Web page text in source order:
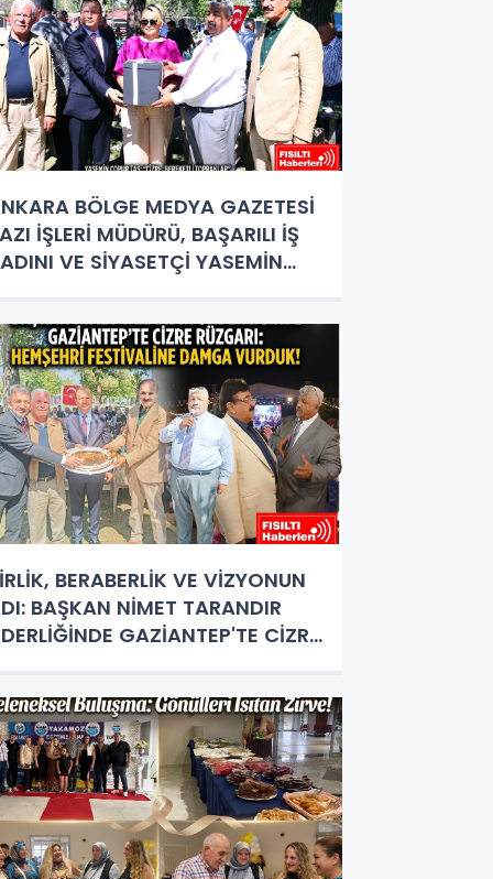
BÖLGE MEDYA GAZETESİ
İŞLERİ MÜDÜRÜ, BAŞARILI İŞ
VE SİYASETÇİ YASEMİN
BERABERLİK VE VİZYONUN
BAŞKAN NİMET TARANDIR
GAZİANTEP'TE CİZRE